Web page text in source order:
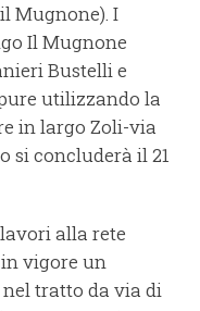
Mugnone). I
Il Mugnone
Bustelli e
utilizzando la
in largo Zoli-via
si concluderà il 21
alla rete
vigore un
tratto da via di